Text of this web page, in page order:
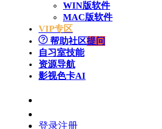
WIN版软件
MAC版软件
VIP专区
帮助社区提问
自习室技能
资源导航
影视色卡AI
登录注册